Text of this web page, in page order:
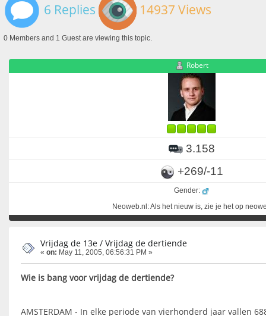
6 Replies 14937 Views
0 Members and 1 Guest are viewing this topic.
Robert
3.158
+269/-11
Gender:
Neoweb.nl: Als het nieuw is, zie je het op
Vrijdag de 13e / Vrijdag de dertiende
« on: May 11, 2005, 06:56:31 PM »
Wie is bang voor vrijdag de dertiende?
AMSTERDAM - In elke periode van vierhonderd jaar vallen